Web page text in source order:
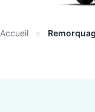
Accueil »